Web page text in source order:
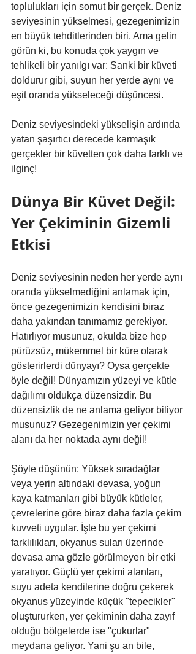
toplulukları için somut bir gerçek. Deniz
seviyesinin yükselmesi, gezegenimizin
en büyük tehditlerinden biri. Ama gelin
görün ki, bu konuda çok yaygın ve
tehlikeli bir yanılgı var: Sanki bir küveti
doldurur gibi, suyun her yerde aynı ve
eşit oranda yükseleceği düşüncesi.
Deniz seviyesindeki yükselişin ardında
yatan şaşırtıcı derecede karmaşık
gerçekler bir küvetten çok daha farklı ve
ilginç!
Dünya Bir Küvet Değil:
Yer Çekiminin Gizemli
Etkisi
Deniz seviyesinin neden her yerde aynı
oranda yükselmediğini anlamak için,
önce gezegenimizin kendisini biraz
daha yakından tanımamız gerekiyor.
Hatırlıyor musunuz, okulda bize hep
pürüzsüz, mükemmel bir küre olarak
gösterirlerdi dünyayı? Oysa gerçekte
öyle değil! Dünyamızın yüzeyi ve kütle
dağılımı oldukça düzensizdir. Bu
düzensizlik de ne anlama geliyor biliyor
musunuz? Gezegenimizin yer çekimi
alanı da her noktada aynı değil!
Şöyle düşünün: Yüksek sıradağlar
veya yerin altındaki devasa, yoğun
kaya katmanları gibi büyük kütleler,
çevrelerine göre biraz daha fazla çekim
kuvveti uygular. İşte bu yer çekimi
farklılıkları, okyanus suları üzerinde
devasa ama gözle görülmeyen bir etki
yaratıyor. Güçlü yer çekimi alanları,
suyu adeta kendilerine doğru çekerek
okyanus yüzeyinde küçük "tepecikler"
oluştururken, yer çekiminin daha zayıf
olduğu bölgelerde ise "çukurlar"
meydana geliyor. Yani şu an bile,